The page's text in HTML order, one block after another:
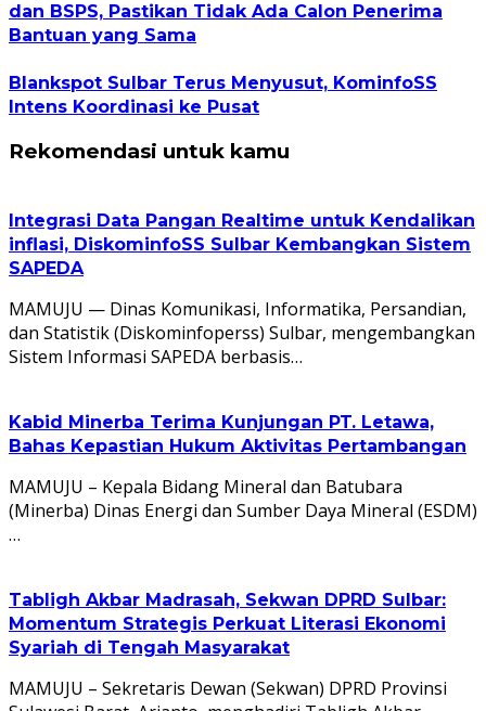
dan BSPS, Pastikan Tidak Ada Calon Penerima
Bantuan yang Sama
Blankspot Sulbar Terus Menyusut, KominfoSS
Intens Koordinasi ke Pusat
Rekomendasi untuk kamu
Integrasi Data Pangan Realtime untuk Kendalikan
inflasi, DiskominfoSS Sulbar Kembangkan Sistem
SAPEDA
MAMUJU — Dinas Komunikasi, Informatika, Persandian,
dan Statistik (Diskominfoperss) Sulbar, mengembangkan
Sistem Informasi SAPEDA berbasis…
Kabid Minerba Terima Kunjungan PT. Letawa,
Bahas Kepastian Hukum Aktivitas Pertambangan
MAMUJU – Kepala Bidang Mineral dan Batubara
(Minerba) Dinas Energi dan Sumber Daya Mineral (ESDM)
…
Tabligh Akbar Madrasah, Sekwan DPRD Sulbar:
Momentum Strategis Perkuat Literasi Ekonomi
Syariah di Tengah Masyarakat
MAMUJU – Sekretaris Dewan (Sekwan) DPRD Provinsi